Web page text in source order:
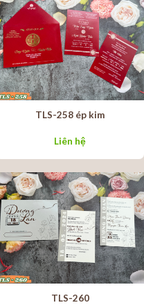
TLS-258 ép kim
Liên hệ
TLS-260